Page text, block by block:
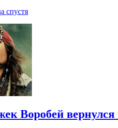
спустя
Воробей вернулся